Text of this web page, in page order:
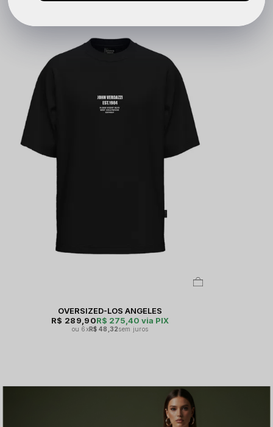
LANÇAMENTO
OVERSIZED-LOS ANGELES
R$ 275,40 via PIX
R$ 289,90
6xR$ 48,32sem juros